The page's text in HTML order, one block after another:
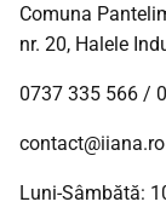
Comuna
nr. 20, Halele
0737 335 566 /
contact@iiana.ro
Luni-Sâmbătă: